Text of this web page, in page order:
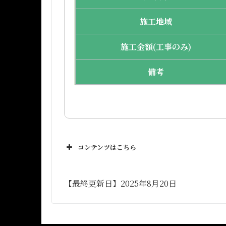
施工地域
施工金額(工事のみ)
備考
コンテンツはこちら
【最終更新日】2025年8月20日